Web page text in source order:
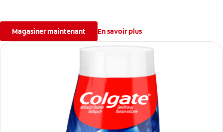
Magasiner maintenant En savoir plus